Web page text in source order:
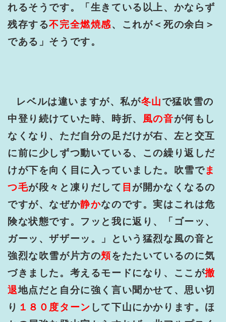
れるそうです。「生きている以上、かならず
残存する不完全燃焼感、これが＜死の余白＞
である」そうです。
レベルは違いますが、私が冬山で猛吹雪の
中登り続けていた時、時折、
風の音が何もし
なくなり、ただ自分の足だけが右、左と交互
に前に少しずつ動いている、この繰り返しだ
けが下を向く目に入っていました。吹雪でま
つ毛が段々と凍りだして 目 が開かなくなるの
ですが、なぜか静かなのです。実はこれは危
険な状態です。フッと我に返り、「ゴーッ、
ガーッ、ザザーッ。」という猛烈な風の音と
強烈な吹雪が片方の頬をたたいているのに気
づきました。考えるモードになり、ここが撤
退地点だと自分に強く言い聞かせて、思い切
り １８０度ターン して下山にかかります。ほ